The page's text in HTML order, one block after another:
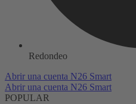
Redondeo
Abrir una cuenta N26 Smart
Abrir una cuenta N26 Smart
POPULAR